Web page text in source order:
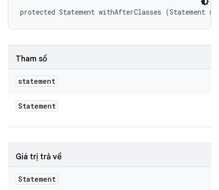
protected Statement withAfterClasses (Statement
Tham số
statement
Statement
Giá trị trả về
Statement